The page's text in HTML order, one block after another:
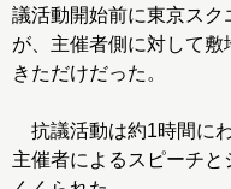
議活動開始前に東京スク
が、主催者側に対して
きただけだった。
抗議活動は約1時間に
主催者によるスピーチ